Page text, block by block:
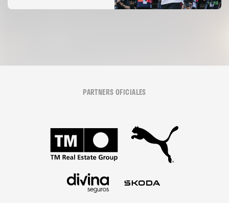
PARTNERS OFICIALES